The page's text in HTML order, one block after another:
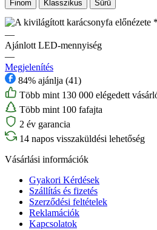
Finom Klasszikus Sűrű
—
Ajánlott LED-mennyiség
—
Megjelenítés
84% ajánlja (41)
Több mint 130 000 elégedett
Több mint 100 fafajta
2 év garancia
14 napos visszaküldési lehetőség
Vásárlási információk
Gyakori Kérdések
Szállítás és fizetés
Szerződési feltételek
Reklamációk
Kapcsolatok